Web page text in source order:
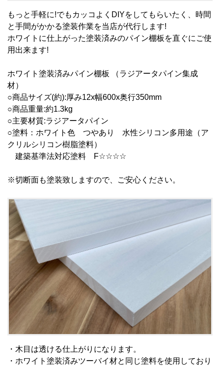
もっと手軽に!でもカッコよくDIYをしてもらいたく、時間
と手間がかかる塗装作業を当店が代行します!
ホワイトに仕上がった塗装済みのパイン棚板を直ぐにご使
用出来ます!
ホワイト塗装済みパイン棚板 （ラジアータパイン集成
材）
○商品サイズ(約):厚み12x幅600x奥行350mm
○商品重量:約1.3kg
○主要材質:ラジアータパイン
○塗料：ホワイト色 つやあり 水性シリコン多用途（ア
クリルシリコン樹脂塗料）
建築基準法対応塗料 F☆☆☆☆
※切断面も塗装致しますので、ご安心ください。
・木目は透ける仕上がりになります。
・ホワイト塗装済みツーバイ材と同じ塗料を使用しており